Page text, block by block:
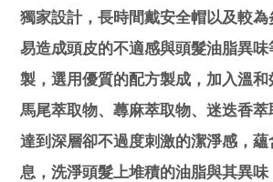
獨家設計，長時間戴安全帽以及較
易造成頭皮的不適感與頭髮油脂異
製，選用優質的配方製成，加入溫
馬尾萃取物、蕁麻萃取物、迷迭香萃
達到深層卻不過度刺激的潔淨感，
息，洗淨頭髮上堆積的油脂與其異